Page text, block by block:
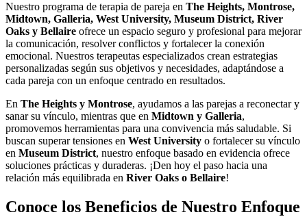
Nuestro programa de terapia de pareja en The Heights, Montrose,
Midtown, Galleria, West University, Museum District, River
Oaks y Bellaire ofrece un espacio seguro y profesional para mejorar
la comunicación, resolver conflictos y fortalecer la conexión
emocional. Nuestros terapeutas especializados crean estrategias
personalizadas según sus objetivos y necesidades, adaptándose a
cada pareja con un enfoque centrado en resultados.
En The Heights y Montrose, ayudamos a las parejas a reconectar y
sanar su vínculo, mientras que en Midtown y Galleria,
promovemos herramientas para una convivencia más saludable. Si
buscan superar tensiones en West University o fortalecer su vínculo
en Museum District, nuestro enfoque basado en evidencia ofrece
soluciones prácticas y duraderas. ¡Den hoy el paso hacia una
relación más equilibrada en River Oaks o Bellaire!
Conoce los Beneficios de Nuestro Enfoque